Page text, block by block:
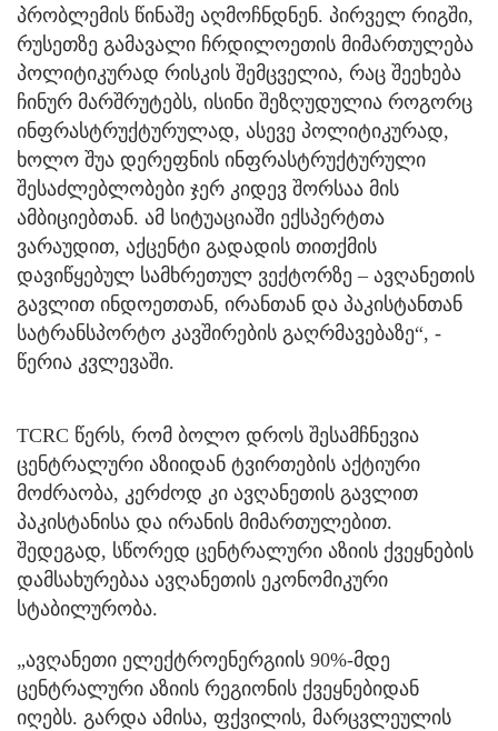
პრობლემის წინაშე აღმოჩნდნენ. პირველ რიგში,
რუსეთზე გამავალი ჩრდილოეთის მიმართულება
პოლიტიკურად რისკის შემცველია, რაც შეეხება
ჩინურ მარშრუტებს, ისინი შეზღუდულია როგორც
ინფრასტრუქტურულად, ასევე პოლიტიკურად,
ხოლო შუა დერეფნის ინფრასტრუქტურული
შესაძლებლობები ჯერ კიდევ შორსაა მის
ამბიციებთან. ამ სიტუაციაში ექსპერტთა
ვარაუდით, აქცენტი გადადის თითქმის
დავიწყებულ სამხრეთულ ვექტორზე – ავღანეთის
გავლით ინდოეთთან, ირანთან და პაკისტანთან
სატრანსპორტო კავშირების გაღრმავებაზე“, -
წერია კვლევაში.
TCRC წერს, რომ ბოლო დროს შესამჩნევია
ცენტრალური აზიიდან ტვირთების აქტიური
მოძრაობა, კერძოდ კი ავღანეთის გავლით
პაკისტანისა და ირანის მიმართულებით.
შედეგად, სწორედ ცენტრალური აზიის ქვეყნების
დამსახურებაა ავღანეთის ეკონომიკური
სტაბილურობა.
„ავღანეთი ელექტროენერგიის 90%-მდე
ცენტრალური აზიის რეგიონის ქვეყნებიდან
იღებს. გარდა ამისა, ფქვილის, მარცვლეულის